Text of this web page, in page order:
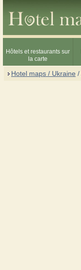
Hôtels et restaurants sur
la carte
Hotel maps / Ukraine /